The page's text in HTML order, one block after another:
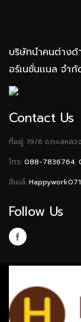
บริษัทนำคนต่างด้
อร์เนชั่นเเนล จำกั
Contact Us
ที่อยู่: 19/6 ถ.ทะเลหล
โทร: 088-7836764,
อีเมล์:
Follow Us